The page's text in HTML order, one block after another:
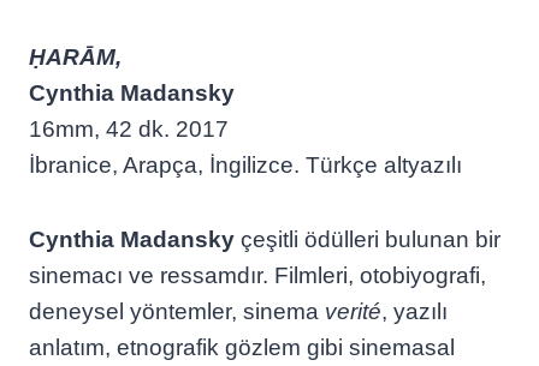
ḤARĀM,
Cynthia Madansky
16mm, 42 dk. 2017
İbranice, Arapça, İngilizce. Türkçe altyazılı
Cynthia Madansky çeşitli ödülleri bulunan bir
sinemacı ve ressamdır. Filmleri, otobiyografi,
deneysel yöntemler, sinema verité, yazılı
anlatım, etnografik gözlem gibi sinemasal